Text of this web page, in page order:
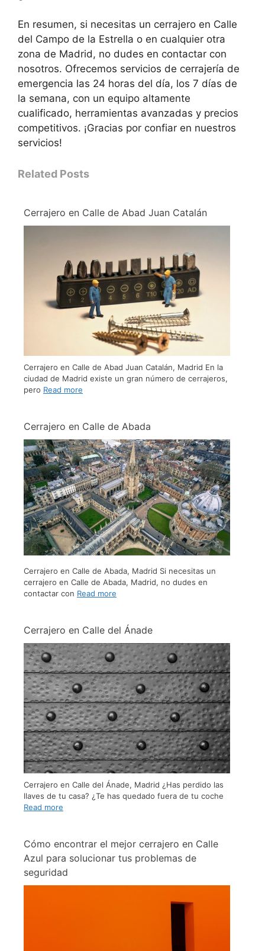
En resumen, si necesitas un cerrajero en Calle
del Campo de la Estrella o en cualquier otra
zona de Madrid, no dudes en contactar con
nosotros. Ofrecemos servicios de cerrajería de
emergencia las 24 horas del día, los 7 días de
la semana, con un equipo altamente
cualificado, herramientas avanzadas y precios
competitivos. ¡Gracias por confiar en nuestros
servicios!
Related Posts
Cerrajero en Calle de Abad Juan Catalán
Cerrajero en Calle de Abad Juan Catalán, Madrid En la
ciudad de Madrid existe un gran número de cerrajeros,
pero Read more
Cerrajero en Calle de Abada
Cerrajero en Calle de Abada, Madrid Si necesitas un
cerrajero en Calle de Abada, Madrid, no dudes en
contactar con Read more
Cerrajero en Calle del Ánade
Cerrajero en Calle del Ánade, Madrid ¿Has perdido las
llaves de tu casa? ¿Te has quedado fuera de tu coche
Read more
Cómo encontrar el mejor cerrajero en Calle
Azul para solucionar tus problemas de
seguridad